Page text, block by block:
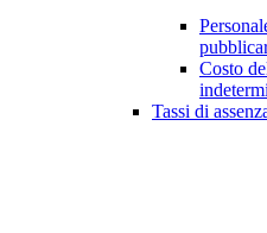
Costo
Tassi di